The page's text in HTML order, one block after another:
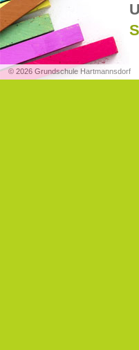
© 2026 Grundschule Hartmannsdorf